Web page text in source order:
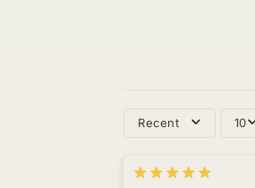
Recent 10